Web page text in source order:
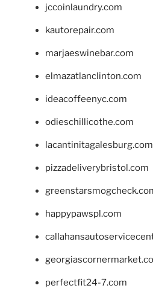
jccoinlaundry.com
kautorepair.com
marjaeswinebar.com
elmazatlanclinton.com
ideacoffeenyc.com
odieschillicothe.com
lacantinitagalesburg.com
pizzadeliverybristol.com
happypawspl.com
perfectfit24-7.com